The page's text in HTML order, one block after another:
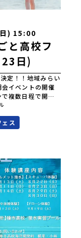
) 15:00
と高校フ
日)
定！！地域みらい
イベントの開催
複数日程で開催
様にお会いでき
の「申し込む」
地域みらい留学高
2026年8月22日
場所東京
高等学校北海道
際高等学校北海
内高等学校北海
道湧別高等学校
道上士幌高等学
海道白糠高等学
海道佐呂間高等
校 東北 青森県
岩手県立沼宮内
ス